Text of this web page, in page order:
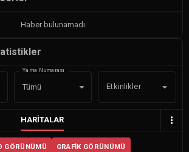
Haber bulunamadı
Yama Numarası
Tümü Etkinlikler
HARITALAR
GÖRÜNÜMÜ GRAFIK GÖRÜNÜMÜ